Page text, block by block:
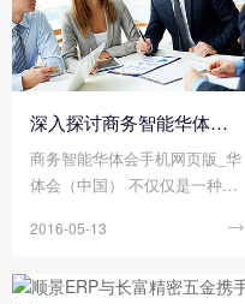
深入探讨商务智能华体会手机网页版_华体会（中国） 功能需求
商务智能华体会手机网页版_华
体会（中国） 不仅仅是一种计
理方式，通过信息技术和互联
共享，在提升企业数据流动性
2016-05-13 